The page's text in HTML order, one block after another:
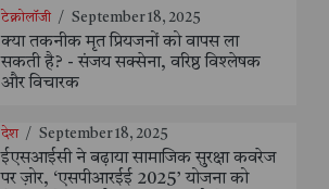
टेक्नोलॉजी / September 18, 2025
क्या तकनीक मृत प्रियजनों को वापस ला
सकती है? - संजय सक्सेना, वरिष्ठ विश्लेषक
और विचारक
देश / September 18, 2025
ईएसआईसी ने बढ़ाया सामाजिक सुरक्षा कवरेज
पर ज़ोर, ‘एसपीआरईई 2025’ योजना को